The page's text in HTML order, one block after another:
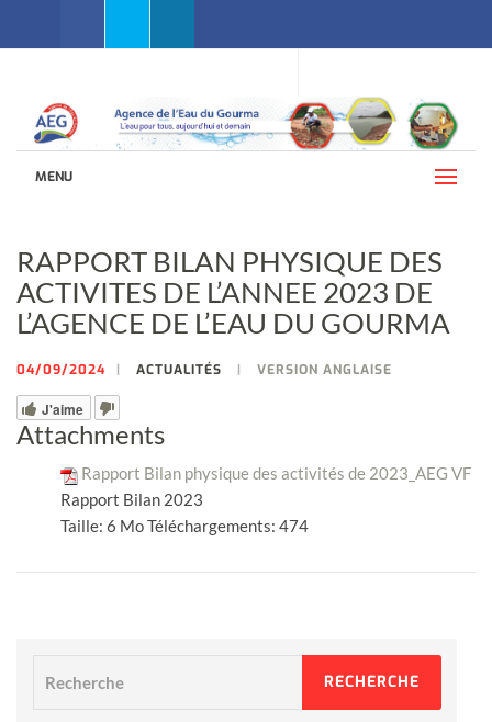
MENU
RAPPORT BILAN PHYSIQUE DES
ACTIVITES DE L’ANNEE 2023 DE
L’AGENCE DE L’EAU DU GOURMA
04/09/2024 ACTUALITÉS VERSION ANGLAISE
J'aime
Attachments
Rapport Bilan physique des activités de 2023_AEG VF
Rapport Bilan 2023
Taille: 6 MoTéléchargements: 474
RECHERCHE